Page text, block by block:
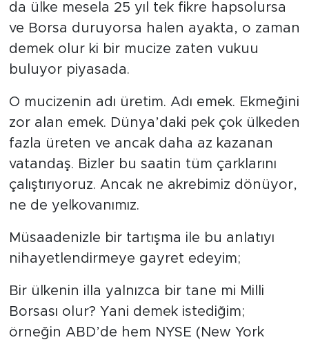
da ülke mesela 25 yıl tek fikre hapsolursa
ve Borsa duruyorsa halen ayakta, o zaman
demek olur ki bir mucize zaten vukuu
buluyor piyasada.
O mucizenin adı üretim. Adı emek. Ekmeğini
zor alan emek. Dünya’daki pek çok ülkeden
fazla üreten ve ancak daha az kazanan
vatandaş. Bizler bu saatin tüm çarklarını
çalıştırıyoruz. Ancak ne akrebimiz dönüyor,
ne de yelkovanımız.
Müsaadenizle bir tartışma ile bu anlatıyı
nihayetlendirmeye gayret edeyim;
Bir ülkenin illa yalnızca bir tane mi Milli
Borsası olur? Yani demek istediğim;
örneğin ABD’de hem NYSE (New York